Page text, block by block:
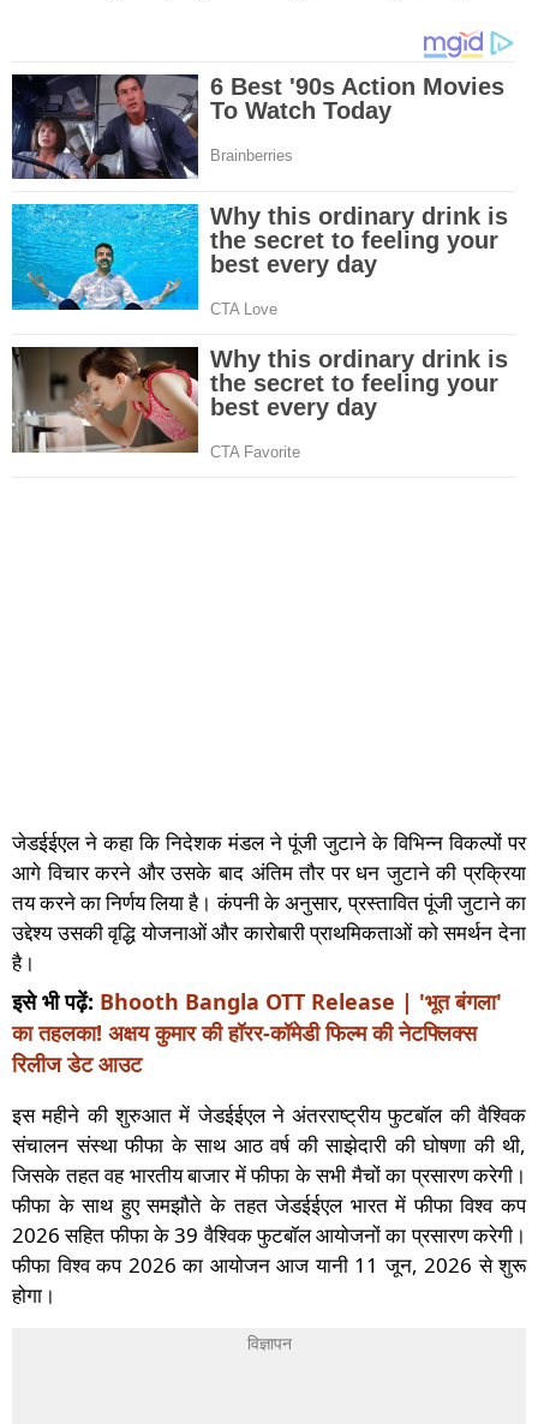
जेडईईएल ने कहा कि निदेशक मंडल ने पूंजी जुटाने के विभिन्न विकल्पों पर
आगे विचार करने और उसके बाद अंतिम तौर पर धन जुटाने की प्रक्रिया
तय करने का निर्णय लिया है। कंपनी के अनुसार, प्रस्तावित पूंजी जुटाने का
उद्देश्य उसकी वृद्धि योजनाओं और कारोबारी प्राथमिकताओं को समर्थन देना
है।
इसे भी पढ़ें: Bhooth Bangla OTT Release | 'भूत बंगला'
का तहलका! अक्षय कुमार की हॉरर-कॉमेडी फिल्म की नेटफ्लिक्स
रिलीज डेट आउट
इस महीने की शुरुआत में जेडईईएल ने अंतरराष्ट्रीय फुटबॉल की वैश्विक
संचालन संस्था फीफा के साथ आठ वर्ष की साझेदारी की घोषणा की थी,
जिसके तहत वह भारतीय बाजार में फीफा के सभी मैचों का प्रसारण करेगी।
फीफा के साथ हुए समझौते के तहत जेडईईएल भारत में फीफा विश्व कप
2026 सहित फीफा के 39 वैश्विक फुटबॉल आयोजनों का प्रसारण करेगी।
फीफा विश्व कप 2026 का आयोजन आज यानी 11 जून, 2026 से शुरू
होगा।